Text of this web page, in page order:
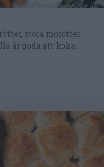
stora morötter
är goda att koka...